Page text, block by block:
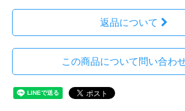
返品について
この商品について問い合わ